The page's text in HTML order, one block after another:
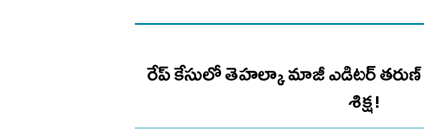
రేప్ కేసులో తెహల్కా మాజీ ఎడిటర్ తరుణ్
శిక్ష!